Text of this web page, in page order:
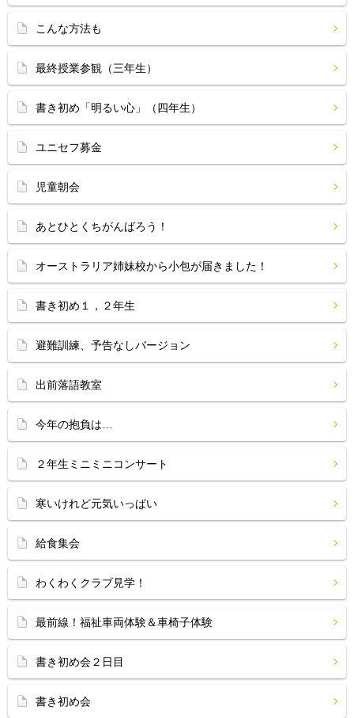
こんな方法も
最終授業参観（三年生）
書き初め「明るい心」（四年生）
ユニセフ募金
児童朝会
あとひとくちがんばろう！
オーストラリア姉妹校から小包が届きました！
書き初め１，２年生
避難訓練、予告なしバージョン
出前落語教室
今年の抱負は…
２年生ミニミニコンサート
寒いけれど元気いっぱい
給食集会
わくわくクラブ見学！
最前線！福祉車両体験＆車椅子体験
書き初め会２日目
書き初め会